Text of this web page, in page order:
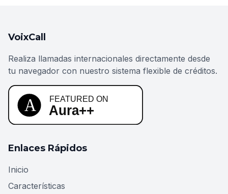
VoixCall
Realiza llamadas internacionales directamente desde
tu navegador con nuestro sistema flexible de créditos.
Enlaces Rápidos
Inicio
Características